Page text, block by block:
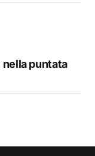
nella puntata